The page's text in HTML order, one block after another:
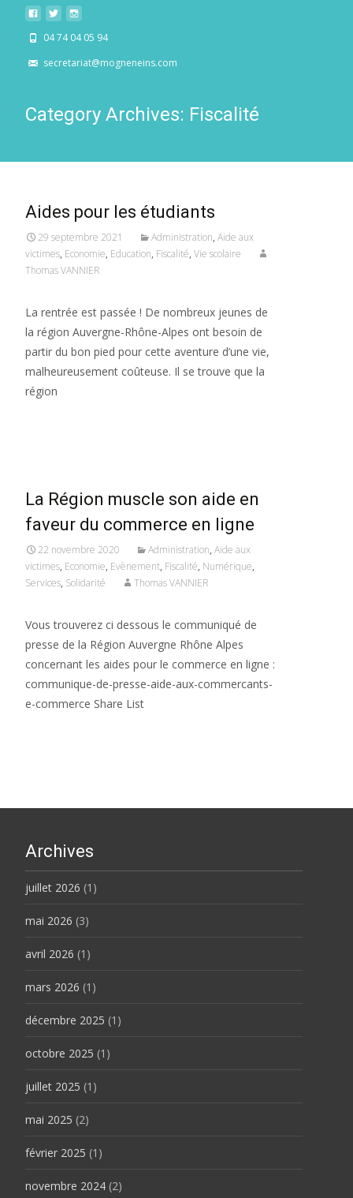
04 74 04 05 94
secretariat@mogneneins.com
Category Archives: Fiscalité
Aides pour les étudiants
29 septembre 2021 Administration, Aide aux
victimes, Economie, Education, Fiscalité, Vie scolaire
Thomas VANNIER
La rentrée est passée ! De nombreux jeunes de
la région Auvergne-Rhône-Alpes ont besoin de
partir du bon pied pour cette aventure d’une vie,
malheureusement coûteuse. Il se trouve que la
région
La Région muscle son aide en
faveur du commerce en ligne
22 novembre 2020 Administration, Aide aux
victimes, Economie, Evènement, Fiscalité, Numérique,
Services, Solidarité Thomas VANNIER
Vous trouverez ci dessous le communiqué de
presse de la Région Auvergne Rhône Alpes
concernant les aides pour le commerce en ligne :
communique-de-presse-aide-aux-commercants-
e-commerce Share List
Archives
juillet 2026 (1)
mai 2026 (3)
avril 2026 (1)
mars 2026 (1)
décembre 2025 (1)
octobre 2025 (1)
juillet 2025 (1)
mai 2025 (2)
février 2025 (1)
novembre 2024 (2)